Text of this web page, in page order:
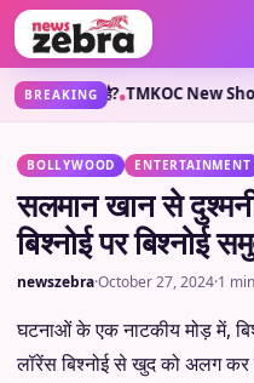
BREAKING
क्या कहती है?• TMKOC New Show:
BOLLYWOOD ENTERTAINMENT
सलमान खान से
बिश्नोई पर बिश्नोई
newszebra·October 27, 2024·1
घटनाओं के एक नाटकीय मोड़ में,
लॉरेंस बिश्नोई से खुद को अलग कर